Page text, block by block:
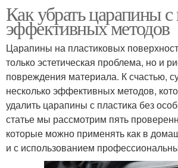
Как убрать царапины с
эффективных методов
Царапины на пластиковых
только эстетическая проблема, но и
повреждения материала. К счастью,
несколько эффективных методов,
удалить царапины с пластика без
статье мы рассмотрим пять
которые можно применять как в
и с использованием